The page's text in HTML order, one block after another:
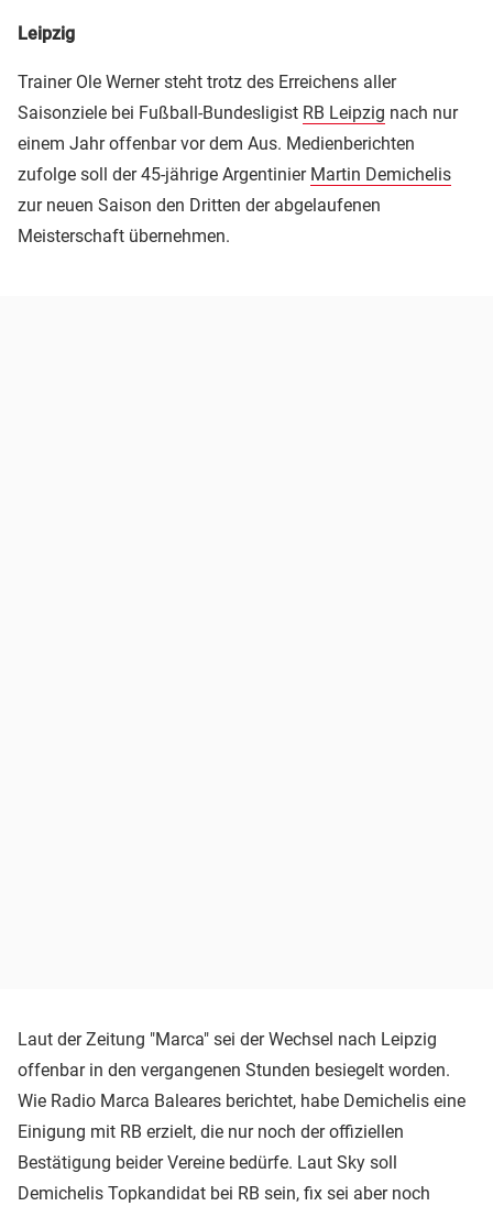
Leipzig
Trainer Ole Werner steht trotz des Erreichens aller
Saisonziele bei Fußball-Bundesligist RB Leipzig nach nur
einem Jahr offenbar vor dem Aus. Medienberichten
zufolge soll der 45-jährige Argentinier Martin Demichelis
zur neuen Saison den Dritten der abgelaufenen
Meisterschaft übernehmen.
Laut der Zeitung "Marca" sei der Wechsel nach Leipzig
offenbar in den vergangenen Stunden besiegelt worden.
Wie Radio Marca Baleares berichtet, habe Demichelis eine
Einigung mit RB erzielt, die nur noch der offiziellen
Bestätigung beider Vereine bedürfe. Laut Sky soll
Demichelis Topkandidat bei RB sein, fix sei aber noch